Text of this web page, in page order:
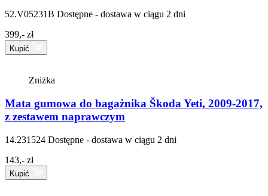
52.V05231B Dostępne - dostawa w ciągu 2 dni
399,- zł
Kupić
Zniżka
Mata gumowa do bagażnika Škoda Yeti, 2009-2017,
z zestawem naprawczym
14.231524 Dostępne - dostawa w ciągu 2 dni
143,- zł
Kupić